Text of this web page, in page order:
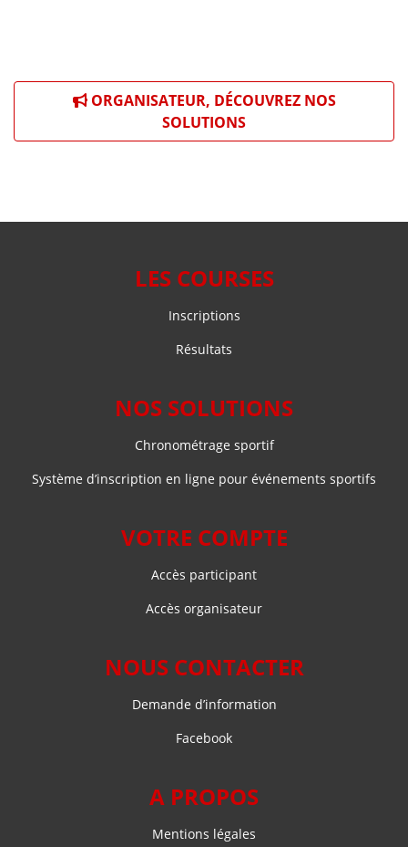
ORGANISATEUR, DÉCOUVREZ NOS
SOLUTIONS
LES COURSES
Inscriptions
Résultats
NOS SOLUTIONS
Chronométrage sportif
Système d’inscription en ligne pour événements sportifs
VOTRE COMPTE
Accès participant
Accès organisateur
NOUS CONTACTER
Demande d’information
Facebook
A PROPOS
Mentions légales